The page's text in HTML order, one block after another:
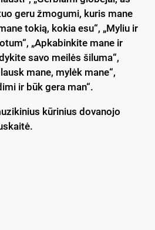
geru žmogumi, kuris mane
tokią, kokia esu“, „Myliu ir
„Apkabinkite mane ir
savo meilės šiluma“,
mane, mylėk mane“,
ir būk gera man“.
kūrinius dovanojo